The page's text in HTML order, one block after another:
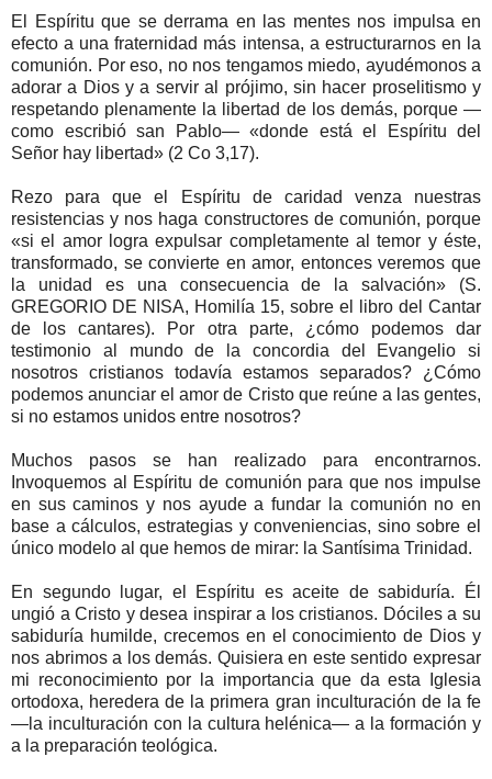
El Espíritu que se derrama en las mentes nos impulsa en
efecto a una fraternidad más intensa, a estructurarnos en la
comunión. Por eso, no nos tengamos miedo, ayudémonos a
adorar a Dios y a servir al prójimo, sin hacer proselitismo y
respetando plenamente la libertad de los demás, porque —
como escribió san Pablo— «donde está el Espíritu del
Señor hay libertad» (2 Co 3,17).
Rezo para que el Espíritu de caridad venza nuestras
resistencias y nos haga constructores de comunión, porque
«si el amor logra expulsar completamente al temor y éste,
transformado, se convierte en amor, entonces veremos que
la unidad es una consecuencia de la salvación» (S.
GREGORIO DE NISA, Homilía 15, sobre el libro del Cantar
de los cantares). Por otra parte, ¿cómo podemos dar
testimonio al mundo de la concordia del Evangelio si
nosotros cristianos todavía estamos separados? ¿Cómo
podemos anunciar el amor de Cristo que reúne a las gentes,
si no estamos unidos entre nosotros?
Muchos pasos se han realizado para encontrarnos.
Invoquemos al Espíritu de comunión para que nos impulse
en sus caminos y nos ayude a fundar la comunión no en
base a cálculos, estrategias y conveniencias, sino sobre el
único modelo al que hemos de mirar: la Santísima Trinidad.
En segundo lugar, el Espíritu es aceite de sabiduría. Él
ungió a Cristo y desea inspirar a los cristianos. Dóciles a su
sabiduría humilde, crecemos en el conocimiento de Dios y
nos abrimos a los demás. Quisiera en este sentido expresar
mi reconocimiento por la importancia que da esta Iglesia
ortodoxa, heredera de la primera gran inculturación de la fe
—la inculturación con la cultura helénica— a la formación y
a la preparación teológica.